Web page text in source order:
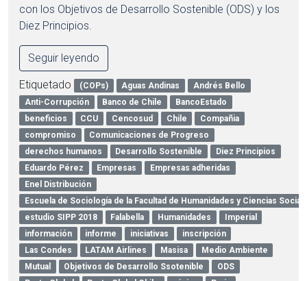
con los Objetivos de Desarrollo Sostenible (ODS) y los
Diez Principios.
Seguir leyendo
Etiquetado (COPs) Aguas Andinas
Andrés Bello
Anti-Corrupción
Banco de Chile
BancoEstado
beneficios
CCU Cencosud Chile
Compañia
compromiso
Comunicaciones de Progreso
derechos humanos
Desarrollo Sostenible
Diez Principios
Eduardo Pérez
Empresas
Empresas adheridas
Enel Distribución
Escuela de Sociología de la Facultad de Humanidades y Ciencias
estudio SIPP 2018
Falabella Humanidades
Imperial
información
informe iniciativas
inscripción
Las Condes
LATAM Airlines Masisa
Medio Ambiente
Mutual
Objetivos de Desarrollo Ssotenible
ODS